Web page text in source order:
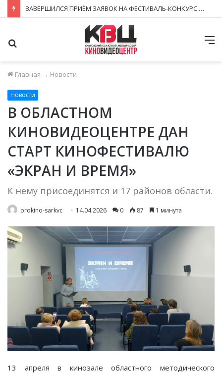
ЗАВЕРШИЛСЯ ПРИЁМ ЗАЯВОК НА ФЕСТИВАЛЬ-КОНКУРС «КИНОВЕРТИКАЛЬ 2026»
Главная → Новости
Новости
В ОБЛАСТНОМ
КИНОВИДЕОЦЕНТРЕ ДАН
СТАРТ КИНОФЕСТИВАЛЮ
«ЭКРАН И ВРЕМЯ»
К нему присоединятся и 17 районов области.
prokino-sarkvc 14.04.2026 0 87 1 минута
13 апреля в кинозале областного методического